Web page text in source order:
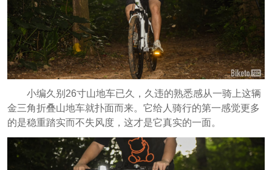
小编久别26寸山地车已久，久违的熟悉感从一骑上这辆
金三角折叠山地车就扑面而来。它给人骑行的第一感觉更多
的是稳重踏实而不失风度，这才是它真实的一面。